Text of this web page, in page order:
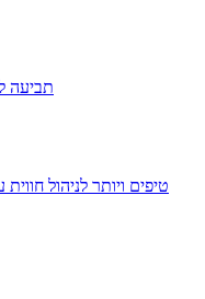
תביעה
50 טיפים ויותר לניהול